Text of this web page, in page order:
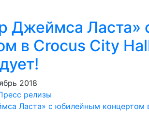
Джеймса
в Crocus City
2018
релизы